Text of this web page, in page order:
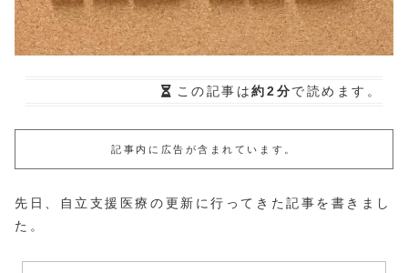
この記事は約2分で読めます。
記事内に広告が含まれています。
先日、自立支援医療の更新に行ってきた記事を書きまし
た。